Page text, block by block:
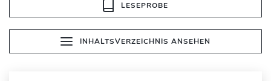
LESEPROBE
INHALTSVERZEICHNIS ANSEHEN